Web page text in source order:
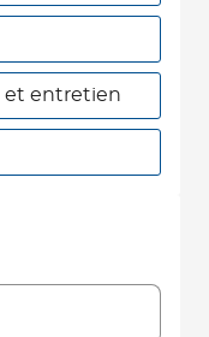
et entretien